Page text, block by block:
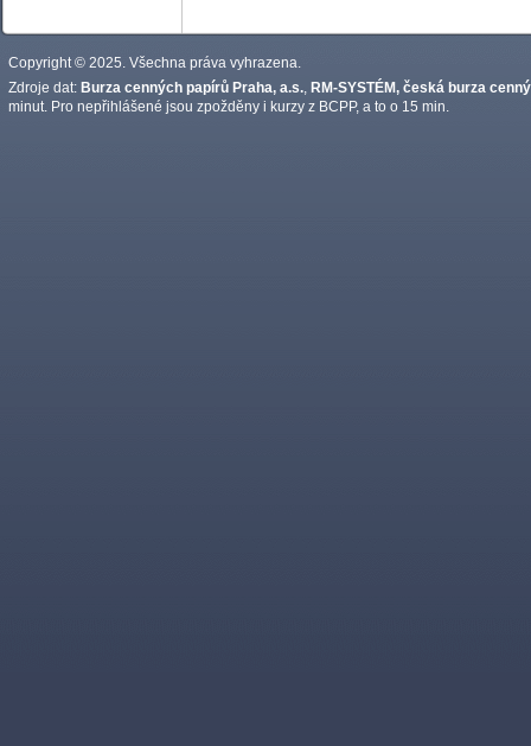
Copyright © 2025. Všechna práva vyhrazena.
Zdroje dat: Burza cenných papírů Praha, a.s. RM-SYSTÉM, česká burza
minut. Pro nepřihlášené jsou zpožděny i kurzy z BCPP, a to o 15 min.